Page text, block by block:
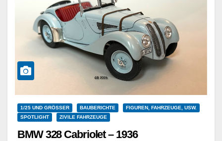
1/25 UND GRÖSSER BAUBERICHTE
FIGUREN, FAHRZEUGE, USW.
SPOTLIGHT
ZIVILE FAHRZEUGE
BMW 328 Cabriolet – 1936